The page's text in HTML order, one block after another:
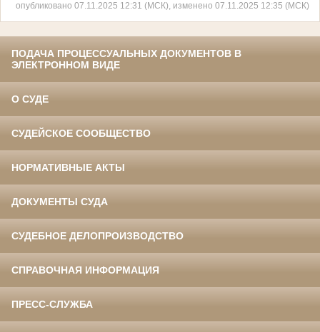
опубликовано 07.11.2025 12:31 (МСК), изменено 07.11.2025 12:35 (МСК)
ПОДАЧА ПРОЦЕССУАЛЬНЫХ ДОКУМЕНТОВ В
ЭЛЕКТРОННОМ ВИДЕ
О СУДЕ
СУДЕЙСКОЕ СООБЩЕСТВО
НОРМАТИВНЫЕ АКТЫ
ДОКУМЕНТЫ СУДА
СУДЕБНОЕ ДЕЛОПРОИЗВОДСТВО
СПРАВОЧНАЯ ИНФОРМАЦИЯ
ПРЕСС-СЛУЖБА